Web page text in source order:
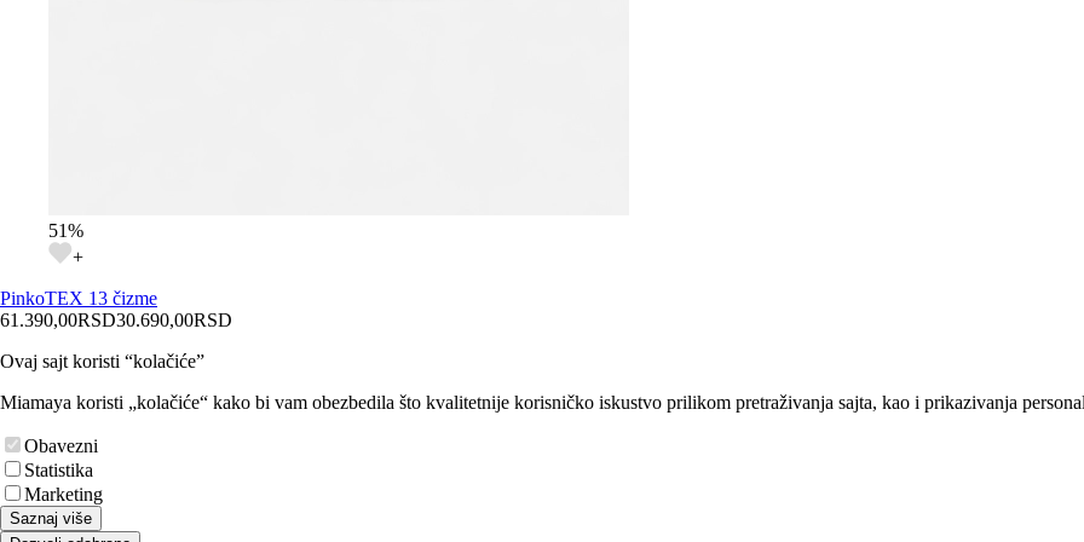
51%
+
PinkoTEX 13 čizme
61.390,00RSD30.690,00RSD
Ovaj sajt koristi “kolačiće”
Miamaya koristi „kolačiće“ kako bi vam obezbedila što kvalitetnije korisničko iskustvo prilikom pretraživanja sajta, kao i prikazivanja
Obavezni
Statistika
Marketing
Saznaj više